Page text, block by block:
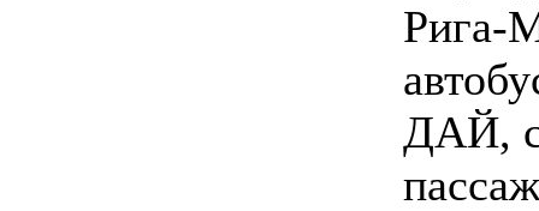
Рига-
ДАЙ,